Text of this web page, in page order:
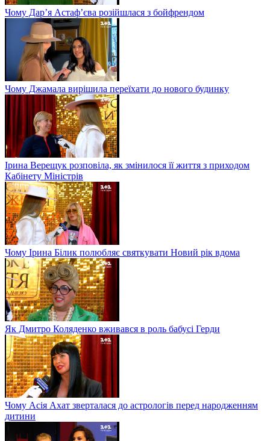
Чому Дар’я Астаф’єва розійшлася з бойфрендом
Чому Джамала вирішила переїхати до нового будинку
Ірина Верещук розповіла, як змінилося її життя з приходом
Кабінету Міністрів
Чому Ірина Білик полюбляє святкувати Новий рік вдома
Як Дмитро Коляденко вживався в роль бабусі Герди
Чому Асія Ахат зверталася до астрологів перед народженням
дитини